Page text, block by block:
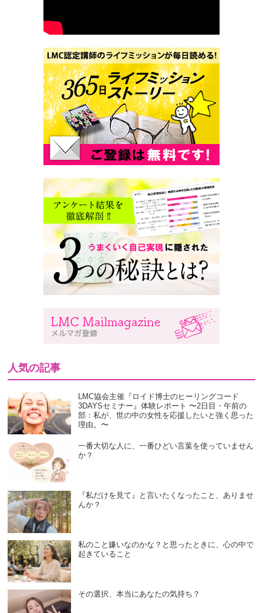
人気の記事
LMC協会主催『ロイド博士のヒーリングコード
3DAYSセミナー』体験レポート 〜2日目・午前の
部：私が、世の中の女性を応援したいと強く思った
理由。〜
一番大切な人に、一番ひどい言葉を使っていません
か？
『私だけを見て』と言いたくなったこと、ありませ
んか？
私のこと嫌いなのかな？と思ったときに、心の中で
起きていること
その選択、本当にあなたの気持ち？